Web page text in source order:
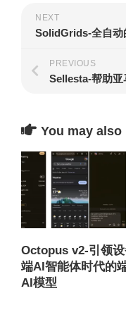
NEXT
SolidGrids-全自动
PREVIOUS
You may also
Octopus v2-引领
端AI智能体时代的
AI模型